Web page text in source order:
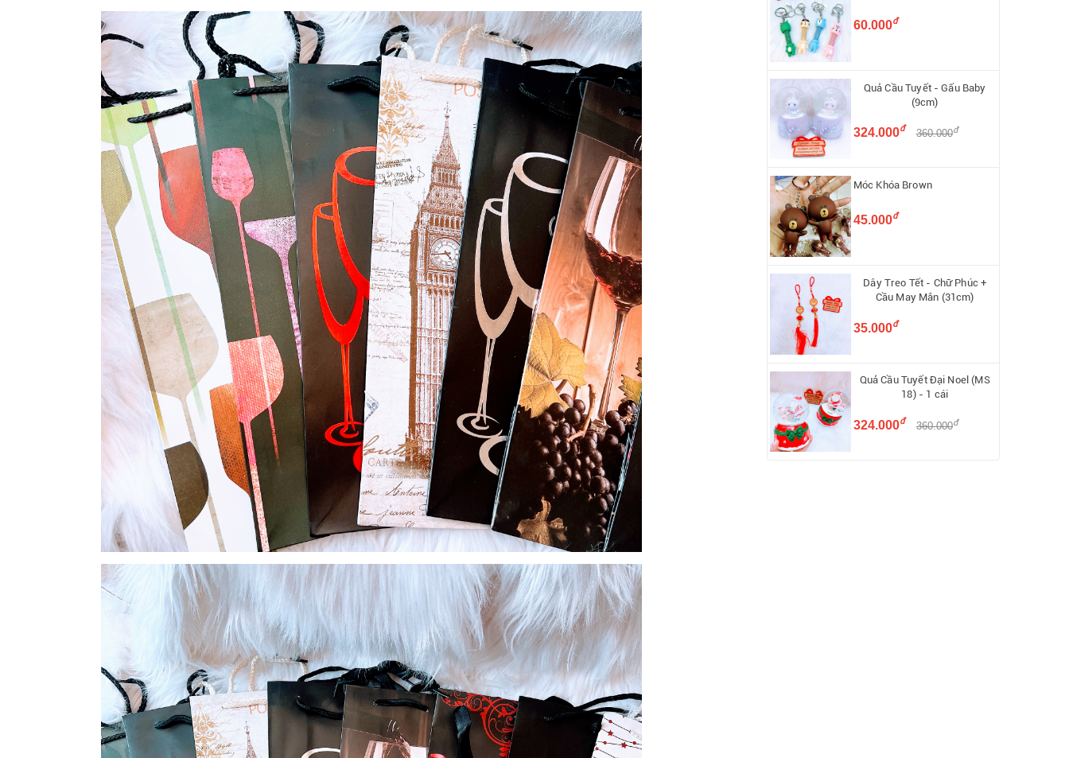
60.000đ
Quả Cầu Tuyết - Gấu Baby
(9cm)
324.000đ 360.000đ
Móc Khóa Brown
45.000đ
Dây Treo Tết - Chữ Phúc +
Cầu May Mắn (31cm)
35.000đ
Quả Cầu Tuyết Đại Noel (MS
18) - 1 cái
324.000đ 360.000đ